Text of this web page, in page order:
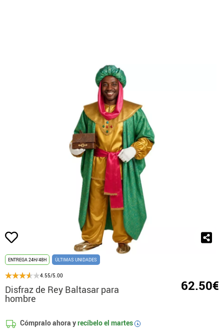
ENTREGA 24H/48H ÚLTIMAS UNIDADES
4.55/5.00
Disfraz de Rey Baltasar para
hombre
62.50€
Cómpralo ahora yrecíbelo el martes i